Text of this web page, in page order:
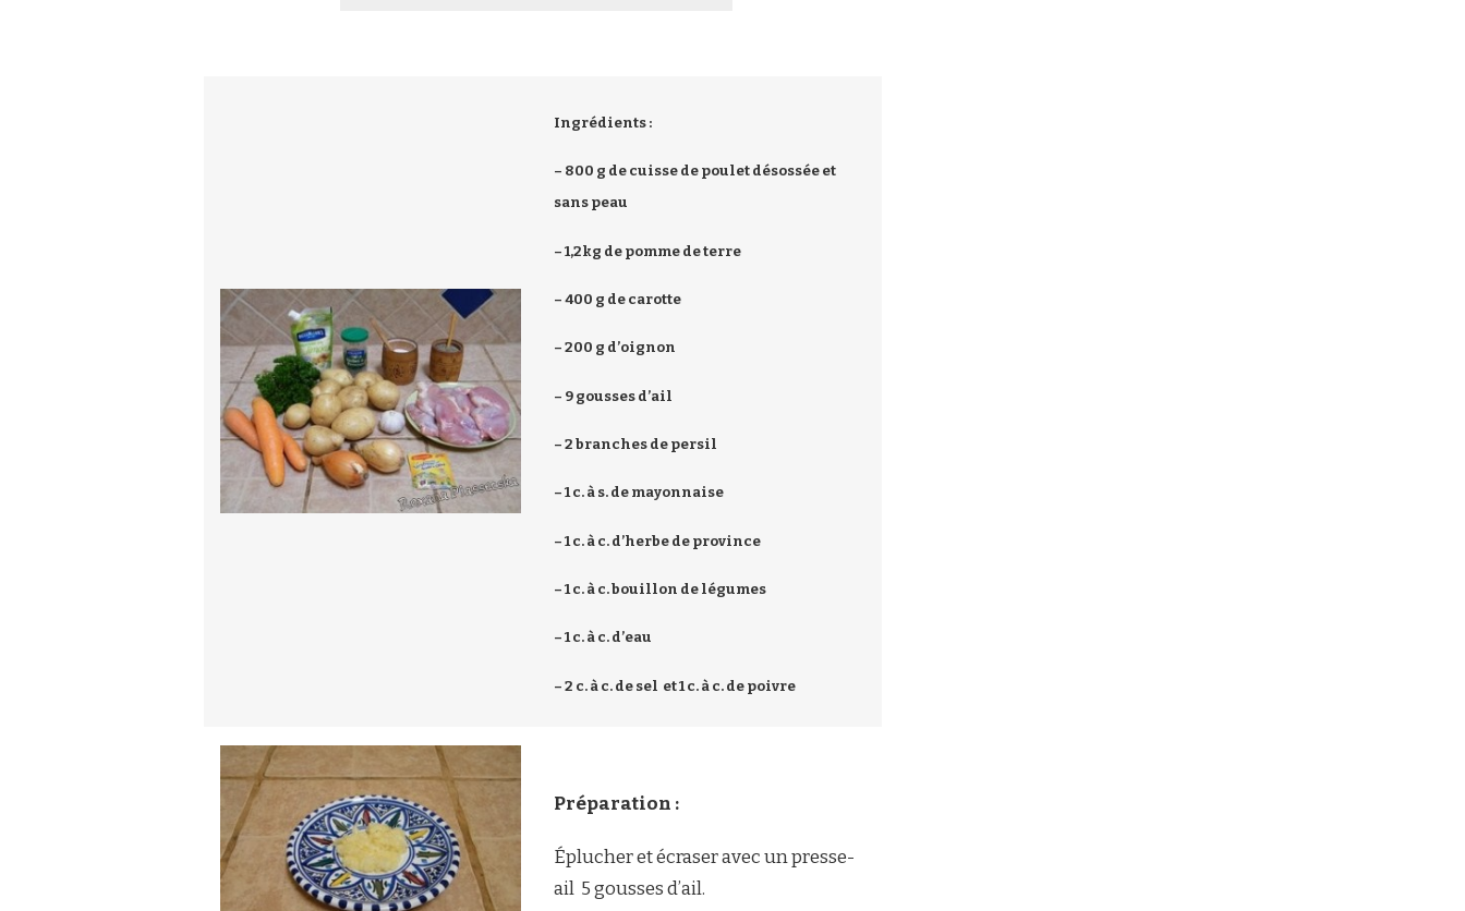
Ingrédients :
– 800 g de cuisse de poulet désossée et
sans peau
– 1,2kg de pomme de terre
– 400 g de carotte
– 200 g d’oignon
– 9 gousses d’ail
– 2 branches de persil
– 1 c. à s. de mayonnaise
– 1 c. à c. d’herbe de province
– 1 c. à c. bouillon de légumes
– 1 c. à c. d’eau
– 2 c. à c. de sel et 1 c. à c. de poivre
Préparation :
Éplucher et écraser avec un presse-
ail 5 gousses d’ail.